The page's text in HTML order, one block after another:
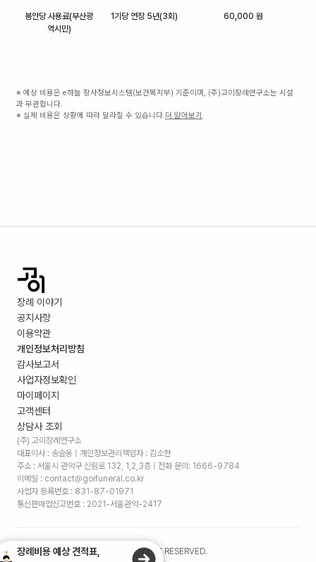
봉안당 사용료(부산광
역시민)
1기당 연장 5년(3회) 60,000 원
※ 예상 비용은 e하늘 장사정보시스템(보건복지부) 기준이며, (주)고이장례연구소는 시설
과 무관합니다.
※ 실제 비용은 상황에 따라 달라질 수 있습니다.더 알아보기
장례 이야기
공지사항
이용약관
개인정보처리방침
감사보고서
사업자정보확인
마이페이지
고객센터
상담사 조회
(주) 고이장례연구소
대표이사 : 송슬옹 | 개인정보관리책임자 : 김소현
주소 : 서울시 관악구 신림로 132, 1,2,3층 | 전화 문의: 1666-9784
이메일 : contact@goifuneral.co.kr
사업자 등록번호 : 831-87-01971
통신판매업신고번호 : 2021-서울관악-2417
©2026. (주)고이장례연구소 ALL RIGHTS RESERVED.
장례비용 예상 견적표,